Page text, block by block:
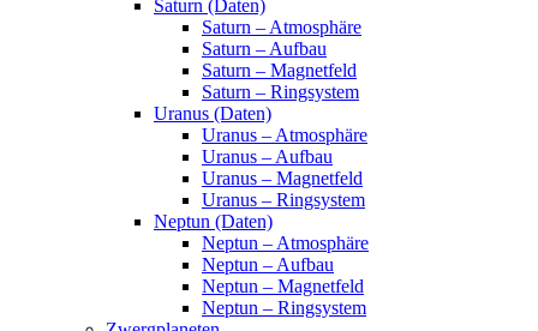
Saturn (Daten)
Saturn – Atmosphäre
Saturn – Aufbau
Saturn – Magnetfeld
Saturn – Ringsystem
Uranus (Daten)
Uranus – Atmosphäre
Uranus – Aufbau
Uranus – Magnetfeld
Uranus – Ringsystem
Neptun (Daten)
Neptun – Atmosphäre
Neptun – Aufbau
Neptun – Magnetfeld
Neptun – Ringsystem